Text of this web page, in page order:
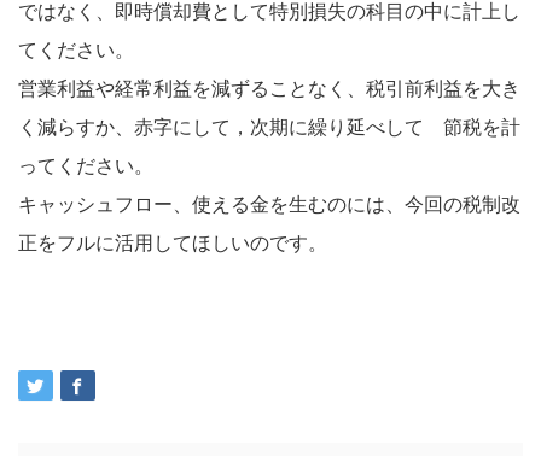
ではなく、即時償却費として特別損失の科目の中に計上し
てください。
営業利益や経常利益を減ずることなく、税引前利益を大き
く減らすか、赤字にして，次期に繰り延べして 節税を計
ってください。
キャッシュフロー、使える金を生むのには、今回の税制改
正をフルに活用してほしいのです。